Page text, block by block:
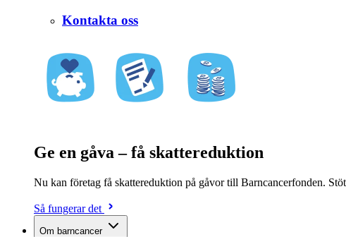
Kontakta oss
Ge en gåva – få skattereduktion
Nu kan företag få skattereduktion på gåvor till Barncancerfonden.
Så fungerar det
Om barncancer